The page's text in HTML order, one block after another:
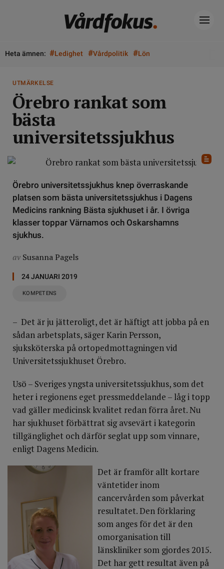
Heta ämnen: #Ledighet #Vårdpolitik #Lön
UTMÄRKELSE
Örebro rankat som
bästa
universitetssjukhus
Örebro universitetssjukhus knep överraskande
platsen som bästa universitetssjukhus i Dagens
Medicins rankning Bästa sjukhuset i år. I övriga
klasser toppar Värnamos och Oskarshamns
sjukhus.
av Susanna Pagels
24 JANUARI 2019
KOMPETENS
– Det är ju jätteroligt, det är häftigt att jobba på en
sådan arbetsplats, säger Karin Persson,
sjuksköterska på ortopedmottagningen vid
Universitetssjukhuset Örebro.
Usö – Sveriges yngsta universitetssjukhus, som det
heter i regionens eget pressmeddelande – låg i topp
vad gäller medicinsk kvalitet redan förra året. Nu
har sjukhuset förbättrat sig avsevärt i kategorin
tillgänglighet och därför seglat upp som vinnare,
enligt Dagens Medicin.
Det är framför allt kortare
väntetider inom
cancervården som påverkat
resultatet. Den förklaring
som anges för det är den
omorganisation till
länskliniker som gjordes 2015.
Det har gett resultat även på